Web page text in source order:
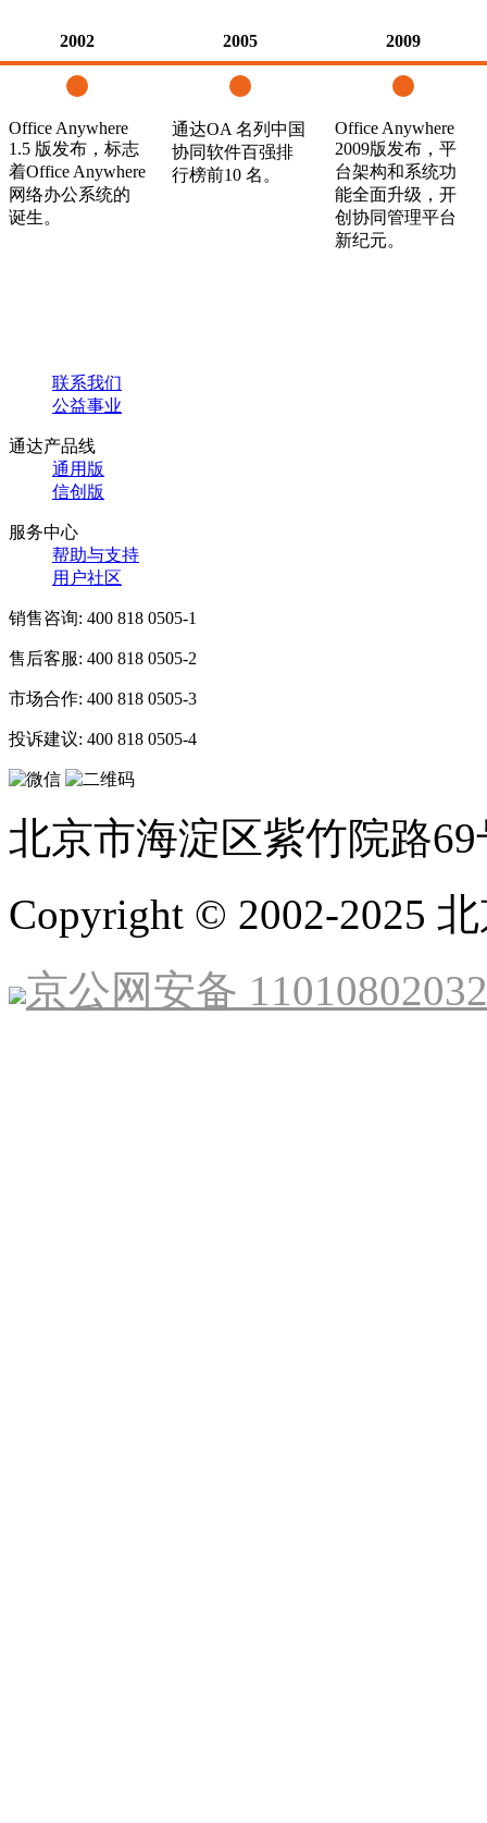
2002
Office Anywhere
1.5 版发布，标志
着Office Anywhere
网络办公系统的
诞生。
2005
通达OA 名列中国
协同软件百强排
行榜前10 名。
2009
Office Anywhere
2009版发布，平
台架构和系统功
能全面升级，开
创协同管理平台
新纪元。
联系我们
公益事业
通达产品线
通用版
信创版
服务中心
帮助与支持
用户社区
销售咨询: 400 818 0505-1
售后客服: 400 818 0505-2
市场合作: 400 818 0505-3
投诉建议: 400 818 0505-4
北京市海淀区紫竹院路
Copyright © 2002-2025
京公网安备